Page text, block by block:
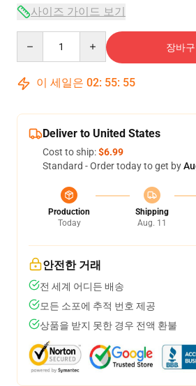
사이즈 가이드 보기
장바
이 세일은 02: 55: 54
Deliver to United States
Cost to ship:$6.99
Standard - Order today to get by
Production
Today
Shipping
Aug. 11
안전한 거래
전 세계 어디든 배송
모든 소포에 추적 번호 제공
상품을 받지 못한 경우 전액 환불